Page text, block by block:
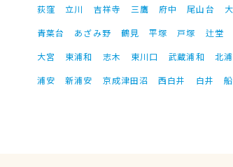
荻窪 立川 吉祥寺 三鷹 府中 尾山台
青葉台 あざみ野 鶴見 平塚 戸塚 辻堂
大宮 東浦和 志木 東川口 武蔵浦和 北
浦安 新浦安 京成津田沼 西白井 白井